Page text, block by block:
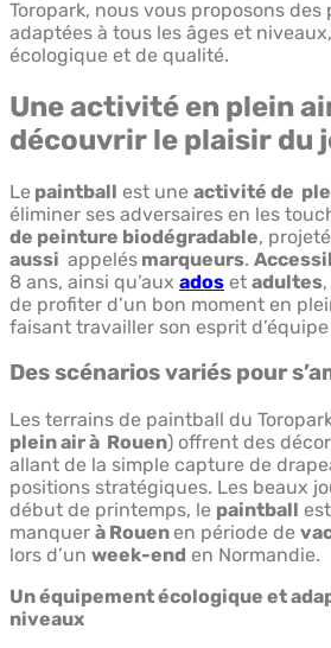
Toropark, nous vous proposons
adaptées à tous les âges et
écologique et de qualité.
Une activité en plein
découvrir le plaisir du
Le paintball est une activité de
éliminer ses adversaires en les
de peinture biodégradable,
aussi appelés marqueurs.
8 ans, ainsi qu’aux ados et adultes
de profiter d’un bon moment en
faisant travailler son esprit
Des scénarios variés pour
Les terrains de paintball du
plein air à Rouen) offrent des
allant de la simple capture de
positions stratégiques. Les beaux
début de printemps, le paintball
manquer à Rouenen période de
lors d’un week-end en Normandie.
Un équipement écologique et
niveaux